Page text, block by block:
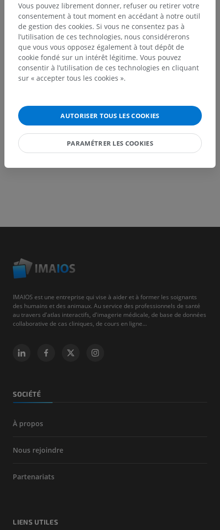
Vous avez vu une erreur ?
N’hésitez pas à nous suggérer une correction, une
traduction, une amélioration de contenu.
Signaler un problème
TÉLÉCHARGEZ L'APPLI
IMAIOS est une entreprise qui vise à aider et à former les soignants
des humains et des animaux. Au service des professionnels de santé
au travers d'atlas interactifs, d'imagerie médicale, de base de données
collaborative de cas cliniques, de cours en ligne...
SOCIÉTÉ
À propos
Nous rejoindre
Partenariats
LIENS UTILES
Vous pouvez librement donner, refuser ou retirer votre
consentement à tout moment en accédant à notre outil
de gestion des cookies. Si vous ne consentez pas à
l’utilisation de ces technologies, nous considérerons
que vous vous opposez également à tout dépôt de
cookie fondé sur un intérêt légitime. Vous pouvez
consentir à l’utilisation de ces technologies en cliquant
sur « accepter tous les cookies ».
AUTORISER TOUS LES COOKIES
PARAMÉTRER LES COOKIES